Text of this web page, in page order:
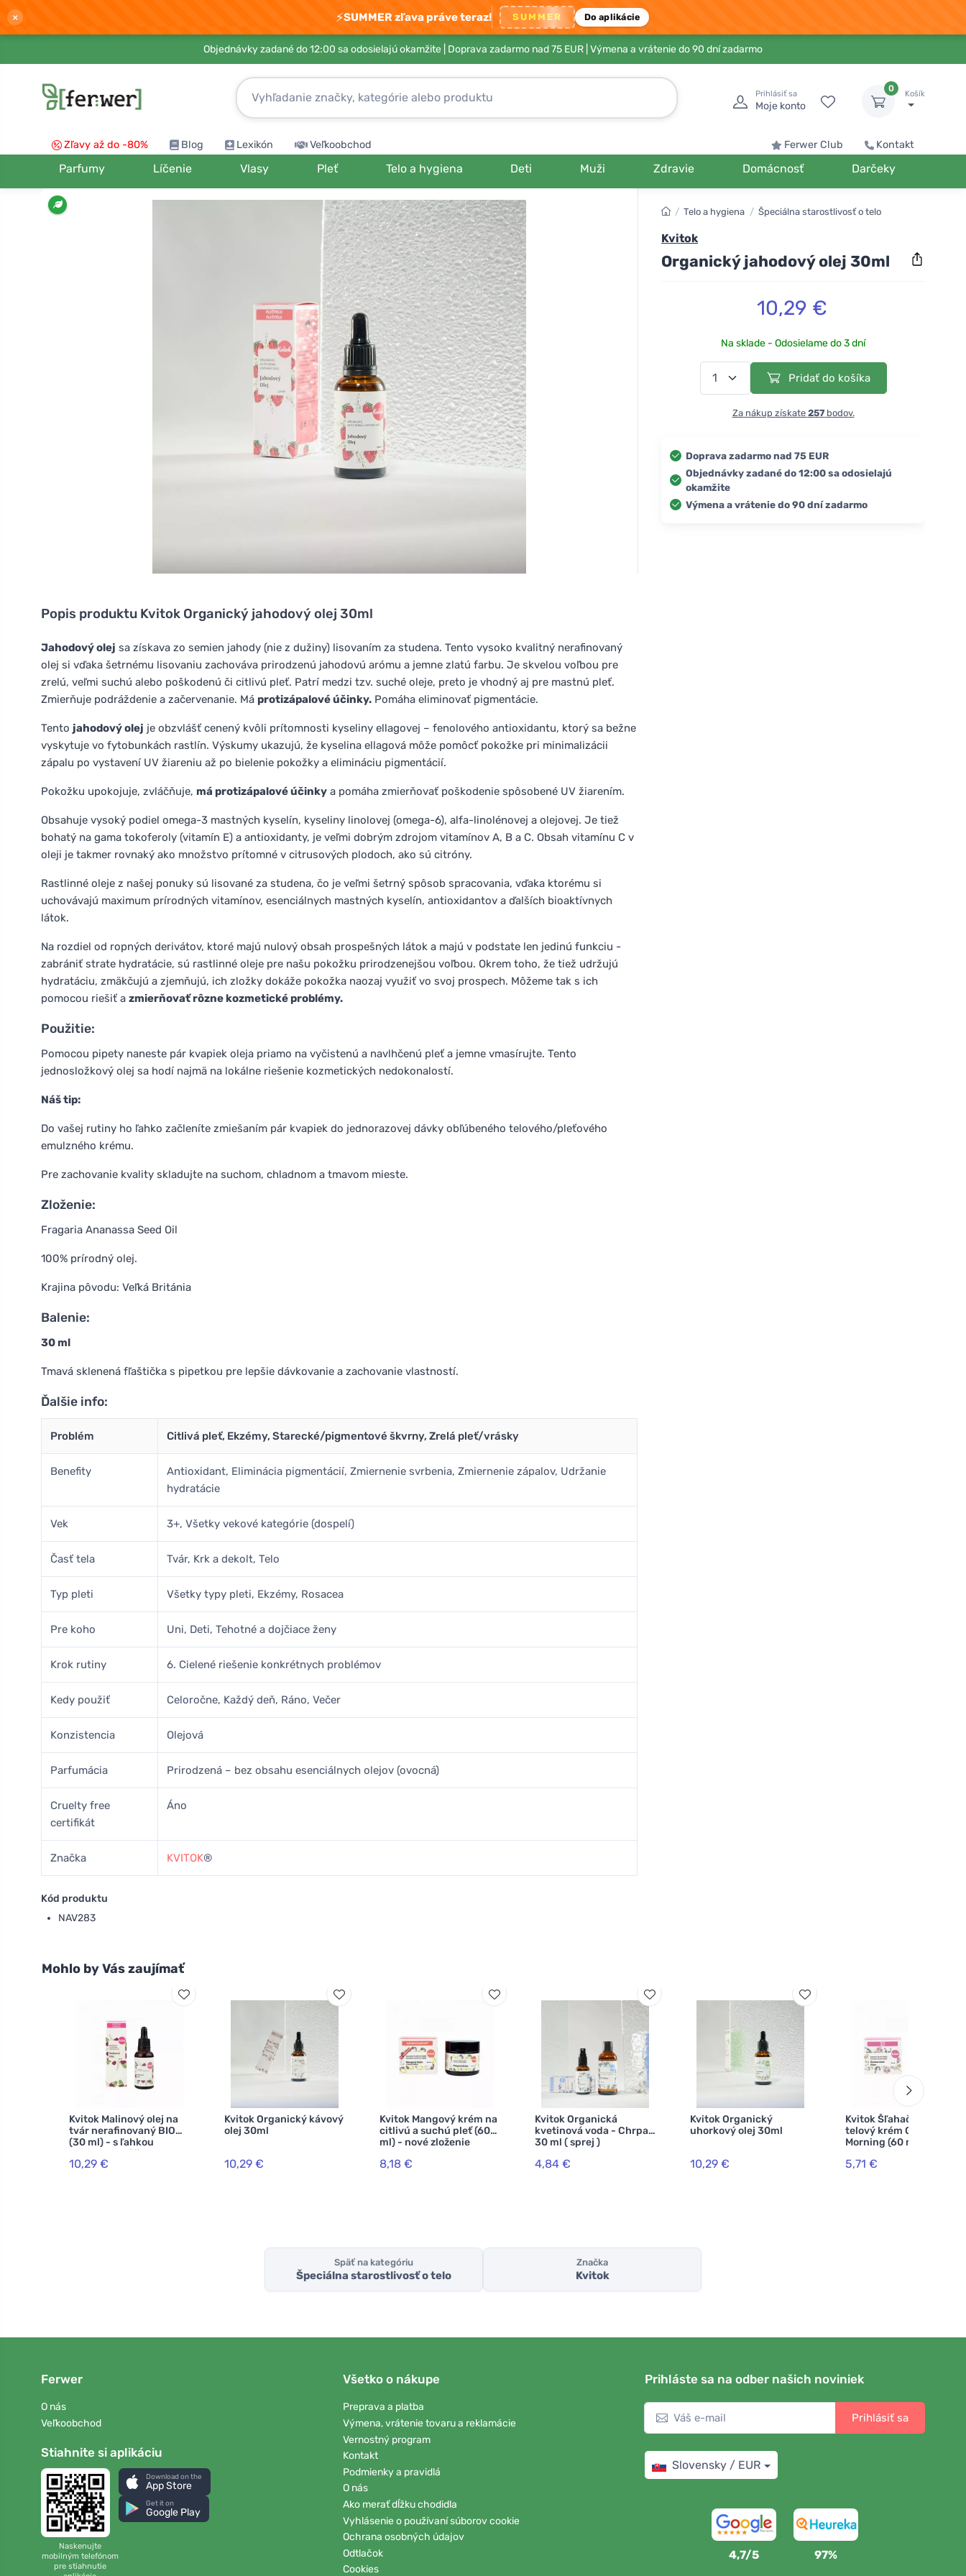
× ⚡SUMMER zľava práve teraz! SUMMER Do aplikácie
Objednávky zadané do 12:00 sa odosielajú okamžite | Doprava zadarmo nad 75 EUR | Výmena a vrátenie do 90 dní zadarmo
Prihlásiť sa
Moje konto
0
Košík
Zľavy až do -80% Blog Lexikón Veľkoobchod Ferwer Club Kontakt
Parfumy Líčenie Vlasy Pleť Telo a hygiena Deti Muži Zdravie Domácnosť Darčeky
Popis produktu Kvitok Organický jahodový olej 30ml
Jahodový olej sa získava zo semien jahody (nie z dužiny) lisovaním za studena. Tento vysoko kvalitný nerafinovaný
olej si vďaka šetrnému lisovaniu zachováva prirodzenú jahodovú arómu a jemne zlatú farbu. Je skvelou voľbou pre
zrelú, veľmi suchú alebo poškodenú či citlivú pleť. Patrí medzi tzv. suché oleje, preto je vhodný aj pre mastnú pleť.
Zmierňuje podráždenie a začervenanie. Má protizápalové účinky. Pomáha eliminovať pigmentácie.
Tento jahodový olej je obzvlášť cenený kvôli prítomnosti kyseliny ellagovej – fenolového antioxidantu, ktorý sa bežne
vyskytuje vo fytobunkách rastlín. Výskumy ukazujú, že kyselina ellagová môže pomôcť pokožke pri minimalizácii
zápalu po vystavení UV žiareniu až po bielenie pokožky a elimináciu pigmentácií.
Pokožku upokojuje, zvláčňuje, má protizápalové účinky a pomáha zmierňovať poškodenie spôsobené UV žiarením.
Obsahuje vysoký podiel omega-3 mastných kyselín, kyseliny linolovej (omega-6), alfa-linolénovej a olejovej. Je tiež
bohatý na gama tokoferoly (vitamín E) a antioxidanty, je veľmi dobrým zdrojom vitamínov A, B a C. Obsah vitamínu C v
oleji je takmer rovnaký ako množstvo prítomné v citrusových plodoch, ako sú citróny.
Rastlinné oleje z našej ponuky sú lisované za studena, čo je veľmi šetrný spôsob spracovania, vďaka ktorému si
uchovávajú maximum prírodných vitamínov, esenciálnych mastných kyselín, antioxidantov a ďalších bioaktívnych
látok.
Na rozdiel od ropných derivátov, ktoré majú nulový obsah prospešných látok a majú v podstate len jedinú funkciu -
zabrániť strate hydratácie, sú rastlinné oleje pre našu pokožku prirodzenejšou voľbou. Okrem toho, že tiež udržujú
hydratáciu, zmäkčujú a zjemňujú, ich zložky dokáže pokožka naozaj využiť vo svoj prospech. Môžeme tak s ich
pomocou riešiť a zmierňovať rôzne kozmetické problémy.
Použitie:
Pomocou pipety naneste pár kvapiek oleja priamo na vyčistenú a navlhčenú pleť a jemne vmasírujte. Tento
jednosložkový olej sa hodí najmä na lokálne riešenie kozmetických nedokonalostí.
Náš tip:
Do vašej rutiny ho ľahko začleníte zmiešaním pár kvapiek do jednorazovej dávky obľúbeného telového/pleťového
emulzného krému.
Pre zachovanie kvality skladujte na suchom, chladnom a tmavom mieste.
Zloženie:
Fragaria Ananassa Seed Oil
100% prírodný olej.
Krajina pôvodu: Veľká Británia
Balenie:
30 ml
Tmavá sklenená fľaštička s pipetkou pre lepšie dávkovanie a zachovanie vlastností.
Ďalšie info:
Problém Citlivá pleť, Ekzémy, Starecké/pigmentové škvrny, Zrelá pleť/vrásky
Benefity
Antioxidant, Eliminácia pigmentácií, Zmiernenie svrbenia, Zmiernenie zápalov, Udržanie
hydratácie
Vek 3+, Všetky vekové kategórie (dospelí)
Časť tela Tvár, Krk a dekolt, Telo
Typ pleti Všetky typy pleti, Ekzémy, Rosacea
Pre koho Uni, Deti, Tehotné a dojčiace ženy
Krok rutiny 6. Cielené riešenie konkrétnych problémov
Kedy použiť Celoročne, Každý deň, Ráno, Večer
Konzistencia Olejová
Parfumácia Prirodzená – bez obsahu esenciálnych olejov (ovocná)
Cruelty free
certifikát
Áno
Značka KVITOK®
Kód produktu
NAV283
/ Telo a hygiena / Špeciálna starostlivosť o telo
Kvitok
Organický jahodový olej 30ml
10,29 €
Na sklade - Odosielame do 3 dní
Pridať do košíka
Za nákup získate 257bodov.
Doprava zadarmo nad 75 EUR
Objednávky zadané do 12:00 sa odosielajú
okamžite
Výmena a vrátenie do 90 dní zadarmo
Mohlo by Vás zaujímať
Kvitok Malinový olej na
tvár nerafinovaný BIO
(30 ml) - s ľahkou
malinovou vôňou
10,29 €
Kvitok Organický kávový
olej 30ml
10,29 €
Kvitok Mangový krém na
citlivú a suchú pleť (60
ml) - nové zloženie
8,18 €
Kvitok Organická
kvetinová voda - Chrpa
30 ml ( sprej )
4,84 €
Kvitok Organický
uhorkový olej 30ml
10,29 €
Kvitok Šľahačkový
telový krém Carefree
Morning (60 ml) - s
kvetinovo-citrusovou
vôňou
5,71 €
Späť na kategóriu
Špeciálna starostlivosť o telo
Značka
Kvitok
Ferwer
O nás
Veľkoobchod
Stiahnite si aplikáciu
Naskenujte
mobilným telefónom
pre stiahnutie
Download on the
App Store
Get it on
Google Play
Všetko o nákupe
Preprava a platba
Výmena, vrátenie tovaru a reklamácie
Vernostný program
Kontakt
Podmienky a pravidlá
O nás
Ako merať dĺžku chodidla
Vyhlásenie o používaní súborov cookie
Ochrana osobných údajov
Odtlačok
Cookies
Prihláste sa na odber našich noviniek
Prihlásiť sa
Slovensky / EUR
4,7/5 97%